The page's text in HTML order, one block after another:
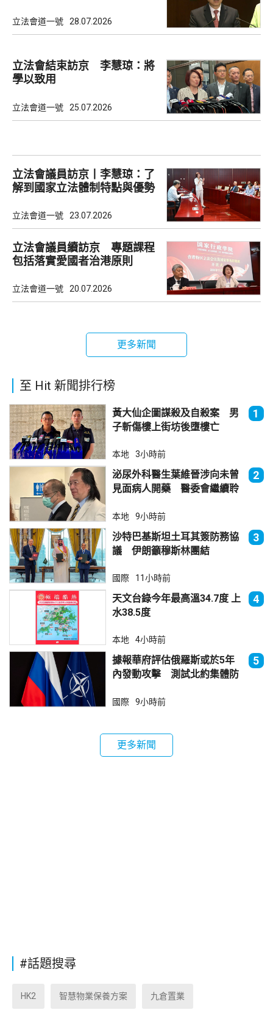
立法會道一號 28.07.2026
立法會結束訪京 李慧琼：將
學以致用
立法會道一號 25.07.2026
立法會議員訪京丨李慧琼：了
解到國家立法體制特點與優勢
立法會道一號 23.07.2026
立法會議員續訪京 專題課程
包括落實愛國者治港原則
立法會道一號 20.07.2026
更多新聞
至 Hit 新聞排行榜
黃大仙企圖謀殺及自殺案 男
子斬傷樓上街坊後墮樓亡
1
本地 3小時前
泌尿外科醫生葉維晉涉向未曾
見面病人開藥 醫委會繼續聆
2
本地 9小時前
沙特巴基斯坦土耳其簽防務協
議 伊朗籲穆斯林團結
3
國際 11小時前
天文台錄今年最高溫34.7度 上
水38.5度
4
本地 4小時前
據報華府評估俄羅斯或於5年
內發動攻擊 測試北約集體防
5
國際 9小時前
更多新聞
#話題搜尋
HK2 智慧物業保養方案 九倉置業